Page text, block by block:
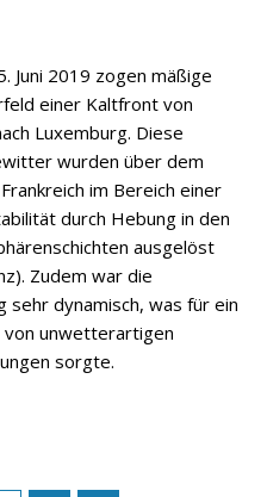
Juni 2019 zogen mäßige
einer Kaltfront von
Luxemburg. Diese
wurden über dem
im Bereich einer
durch Hebung in den
ausgelöst
Zudem war die
sehr dynamisch, was für ein
von unwetterartigen
sorgte.